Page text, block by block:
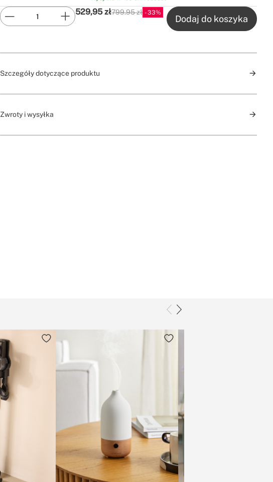
529,95 złP.V.P
799.95 zł 33
Dodaj do koszyka
Szczegóły dotyczące produktu
Zwroty i wysyłka